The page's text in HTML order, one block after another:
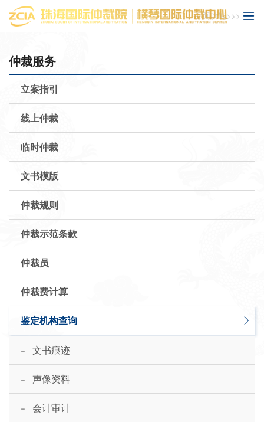
主页功能>>>
仲裁服务
立案指引
线上仲裁
临时仲裁
文书模版
仲裁规则
仲裁示范条款
仲裁员
仲裁费计算
鉴定机构查询
- 文书痕迹
- 声像资料
- 会计审计